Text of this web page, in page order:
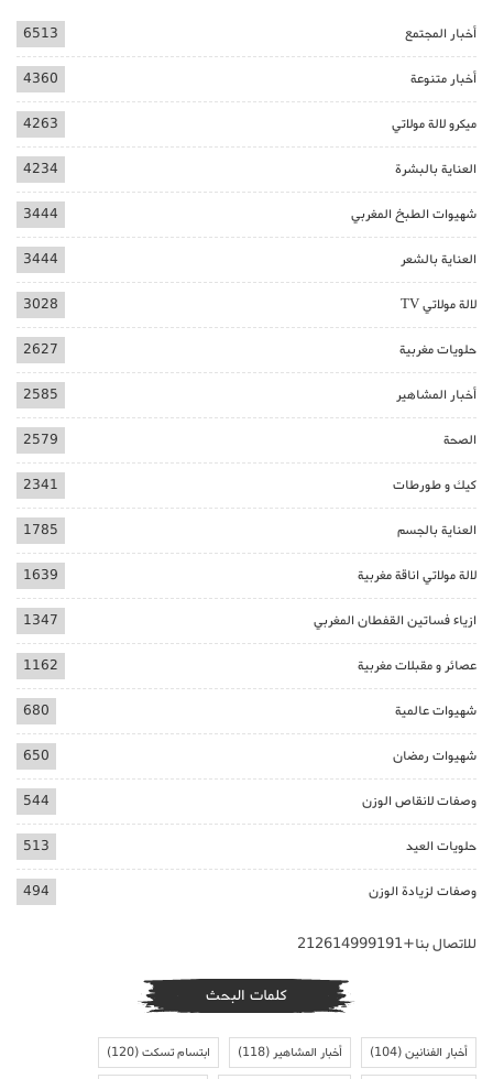
أخبار المجتمع 6513
أخبار متنوعة 4360
ميكرو لالة مولاتي 4263
العناية بالبشرة 4234
شهيوات الطبخ المغربي 3444
العناية بالشعر 3444
لالة مولاتي TV 3028
حلويات مغربية 2627
أخبار المشاهير 2585
الصحة 2579
كيك و طورطات 2341
العناية بالجسم 1785
لالة مولاتي اناقة مغربية 1639
ازياء فساتين القفطان المغربي 1347
عصائر و مقبلات مغربية 1162
شهيوات عالمية 680
شهيوات رمضان 650
وصفات لانقاص الوزن 544
حلويات العيد 513
وصفات لزيادة الوزن 494
للاتصال بنا+212614999191
كلمات البحث
أخبار الفنانين(104) أخبار المشاهير(118) ابتسام تسكت(120)